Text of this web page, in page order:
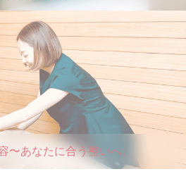
〜あなたに合う整いへ。